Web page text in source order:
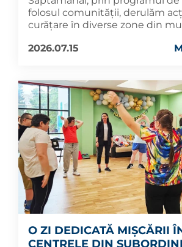
folosul comunității, derulăm
curățare în diverse zone din
2026.07.15
O ZI DEDICATĂ MIȘCĂRII
CENTRELE DIN